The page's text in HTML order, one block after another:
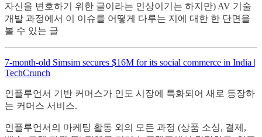
자신을 변호하기 위한 글이라는 인상이기는 하지만) AV 기술
개발 과정에서 이 이슈를 어떻게 다루는 지에 대한 한 단면을
볼 수 있는 글
7-month-old Simsim secures $16M for its social commerce in India |
TechCrunch
인플루언서 기반 커머스가 인도 시장에 특화되어 새로 등장하
는 커머스 서비스.
인플루언서의 마케팅 활동 외의 모든 과정 (상품 소싱, 결제,